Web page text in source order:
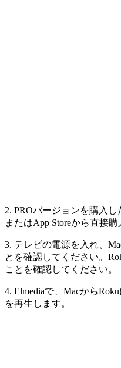
2. PROバージョンを購入
またはApp Storeから直接購
3. テレビの電源を入れ、
とを確認してください。
ことを確認してください。
4. Elmediaで、Macから
を再生します。